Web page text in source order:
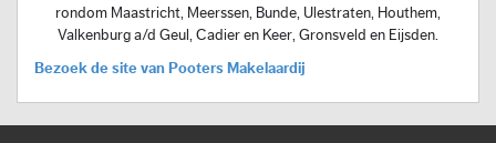
rondom Maastricht, Meerssen, Bunde, Ulestraten, Houthem,
Valkenburg a/d Geul, Cadier en Keer, Gronsveld en Eijsden.
Bezoek de site van Pooters Makelaardij